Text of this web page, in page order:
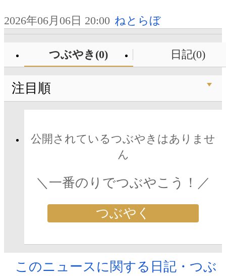
2026年06月06日 20:00 ねとらぼ
つぶやき(0) 日記(0)
注目順
公開されているつぶやきはありませ
ん
＼一番のりでつぶやこう！／
つぶやく
このニュースに関する日記・つぶ